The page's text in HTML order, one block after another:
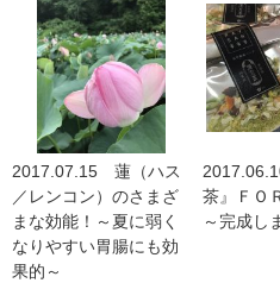
2017.07.15 蓮（ハス
／レンコン）のさまざ
まな効能！～夏に弱く
なりやすい胃腸にも効
果的～
茶』ＦＯ
～完成し